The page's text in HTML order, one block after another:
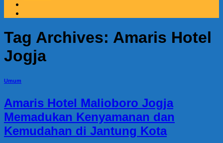
Tag Archives: Amaris Hotel
Jogja
Umum
Amaris Hotel Malioboro Jogja
Memadukan Kenyamanan dan
Kemudahan di Jantung Kota